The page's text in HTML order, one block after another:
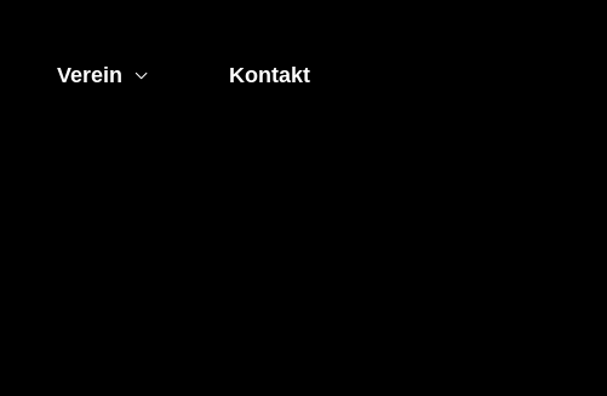
Verein Kontakt